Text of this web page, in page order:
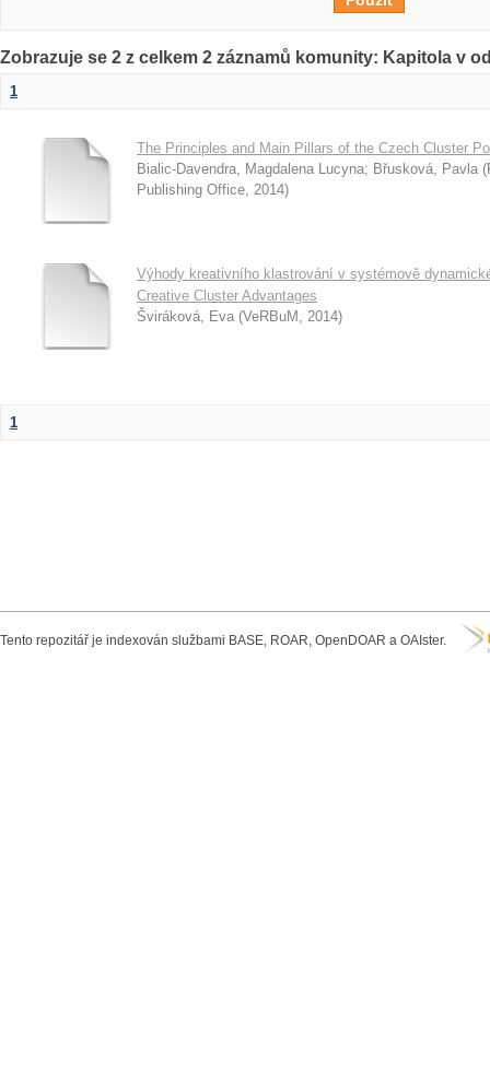
Zobrazuje se 2 z celkem 2 záznamů komunity: Kapitola v
1
The Principles and Main Pillars of the Czech Cluster
Bialic-Davendra, Magdalena Lucyna; Břusková, Pavla (
Publishing Office, 2014)
Výhody kreativního klastrování v systémově
Creative Cluster Advantages
Šviráková, Eva (VeRBuM , 2014)
1
Tento repozitář je indexován službami BASE, ROAR, OpenDOAR a OAIster.